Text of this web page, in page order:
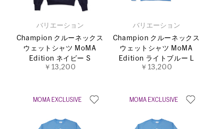
バリエーション
Champion クルーネックス
ウェットシャツ MoMA
Edition ネイビー S
￥13,200
バリエーション
Champion クルーネックス
ウェットシャツ MoMA
Edition ライトブルー L
￥13,200